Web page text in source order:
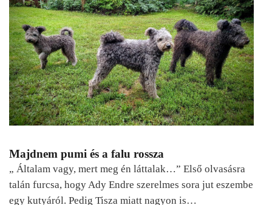
Majdnem pumi és a falu rossza
„ Általam vagy, mert meg én láttalak…” Első olvasásra
talán furcsa, hogy Ady Endre szerelmes sora jut eszembe
egy kutyáról. Pedig Tisza miatt nagyon is…